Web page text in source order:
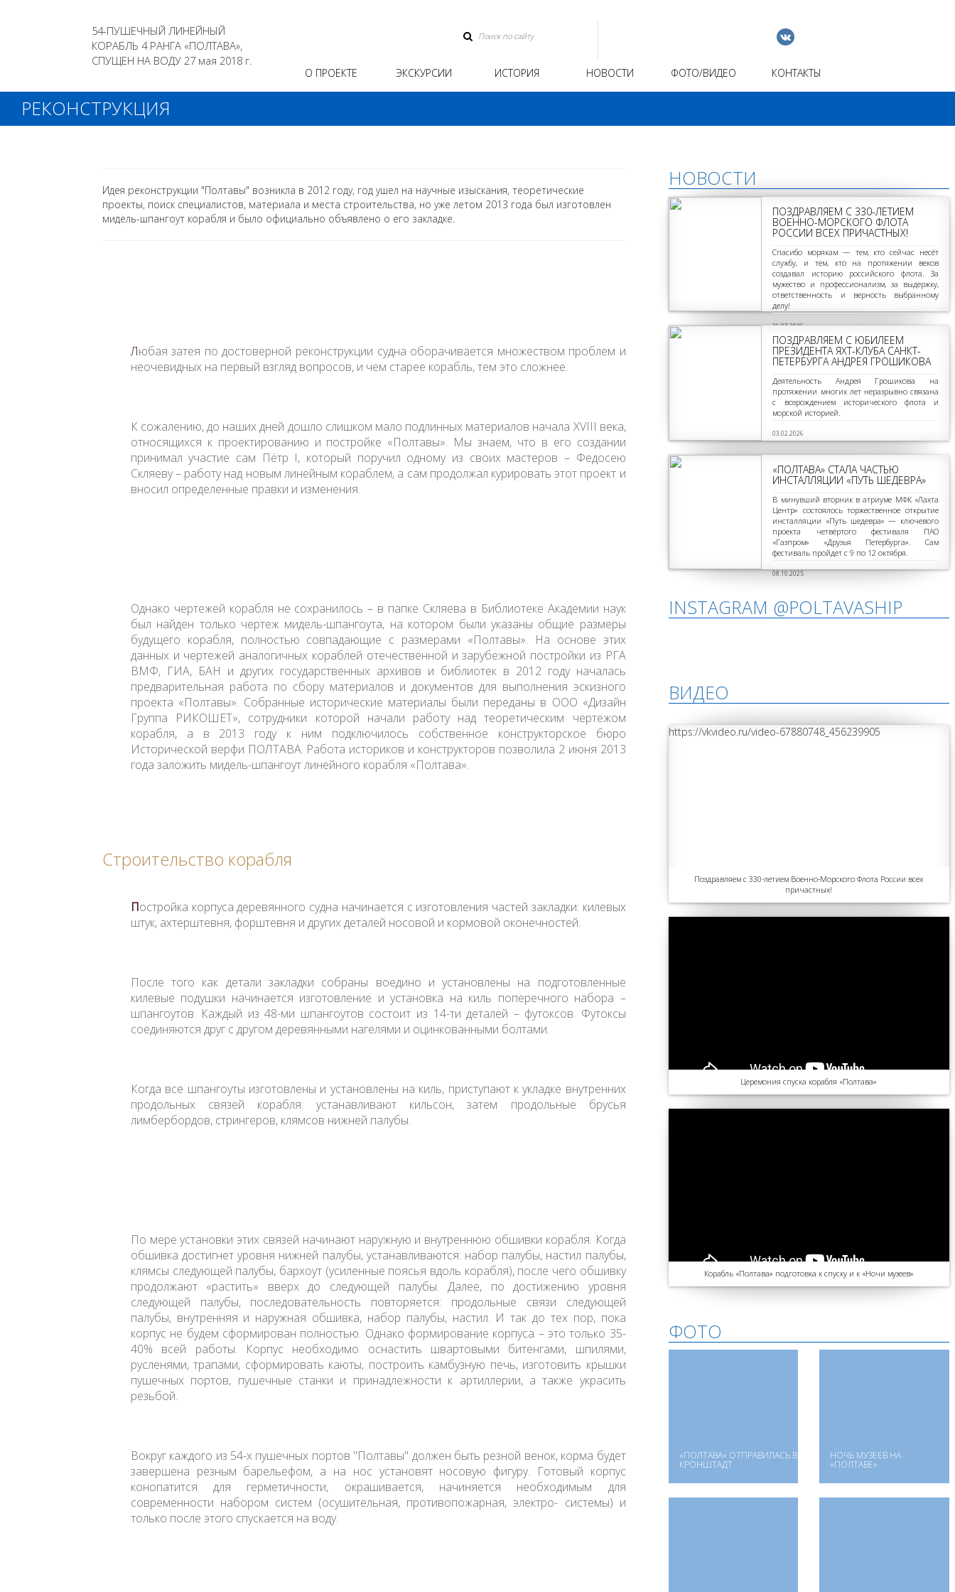
54-ПУШЕЧНЫЙ ЛИНЕЙНЫЙ
КОРАБЛЬ 4 РАНГА «ПОЛТАВА»,
СПУЩЕН НА ВОДУ 27 мая 2018 г.
О ПРОЕКТЕ ЭКСКУРСИИ ИСТОРИЯ НОВОСТИ ФОТО/ВИДЕО КОНТАКТЫ
РЕКОНСТРУКЦИЯ
Идея реконструкции "Полтавы" возникла в 2012 году, год ушел на научные изыскания, теоретические
проекты, поиск специалистов, материала и места строительства, но уже летом 2013 года был изготовлен
мидель-шпангоут корабля и было официально объявлено о его закладке.
Любая затея по достоверной реконструкции судна оборачивается множеством проблем и
неочевидных на первый взгляд вопросов, и чем старее корабль, тем это сложнее.
К сожалению, до наших дней дошло слишком мало подлинных материалов начала XVIII века,
относящихся к проектированию и постройке «Полтавы». Мы знаем, что в его создании
принимал участие сам Пётр I, который поручил одному из своих мастеров – Федосею
Скляеву – работу над новым линейным кораблем, а сам продолжал курировать этот проект и
вносил определенные правки и изменения.
Однако чертежей корабля не сохранилось – в папке Скляева в Библиотеке Академии наук
был найден только чертеж мидель-шпангоута, на котором были указаны общие размеры
будущего корабля, полностью совпадающие с размерами «Полтавы». На основе этих
данных и чертежей аналогичных кораблей отечественной и зарубежной постройки из РГА
ВМФ, ГИА, БАН и других государственных архивов и библиотек в 2012 году началась
предварительная работа по сбору материалов и документов для выполнения эскизного
проекта «Полтавы». Собранные исторические материалы были переданы в ООО «Дизайн
Группа РИКОШЕТ», сотрудники которой начали работу над теоретическим чертежом
корабля, а в 2013 году к ним подключилось собственное конструкторское бюро
Исторической верфи ПОЛТАВА. Работа историков и конструкторов позволила 2 июня 2013
года заложить мидель-шпангоут линейного корабля «Полтава».
Строительство корабля
Постройка корпуса деревянного судна начинается с изготовления частей закладки: килевых
штук, ахтерштевня, форштевня и других деталей носовой и кормовой оконечностей.
После того как детали закладки собраны воедино и установлены на подготовленные
килевые подушки начинается изготовление и установка на киль поперечного набора –
шпангоутов. Каждый из 48-ми шпангоутов состоит из 14-ти деталей – футоксов. Футоксы
соединяются друг с другом деревянными нагелями и оцинкованными болтами.
Когда все шпангоуты изготовлены и установлены на киль, приступают к укладке внутренних
продольных связей корабля: устанавливают кильсон, затем продольные брусья
лимбербордов, стрингеров, клямсов нижней палубы.
По мере установки этих связей начинают наружную и внутреннюю обшивки корабля. Когда
обшивка достигнет уровня нижней палубы, устанавливаются: набор палубы, настил палубы,
клямсы следующей палубы, бархоут (усиленные поясья вдоль корабля), после чего обшивку
продолжают «растить» вверх до следующей палубы. Далее, по достижению уровня
следующей палубы, последовательность повторяется: продольные связи следующей
палубы, внутренняя и наружная обшивка, набор палубы, настил. И так до тех пор, пока
корпус не будем сформирован полностью. Однако формирование корпуса – это только 35-
40% всей работы. Корпус необходимо оснастить швартовыми битенгами, шпилями,
русленями, трапами, сформировать каюты, построить камбузную печь, изготовить крышки
пушечных портов, пушечные станки и принадлежности к артиллерии, а также украсить
резьбой.
Вокруг каждого из 54-х пушечных портов "Полтавы" должен быть резной венок, корма будет
завершена резным барельефом, а на нос установят носовую фигуру. Готовый корпус
конопатится для герметичности, окрашивается, начиняется необходимым для
современности набором систем (осушительная, противопожарная, электро- системы) и
только после этого спускается на воду.
НОВОСТИ
ПОЗДРАВЛЯЕМ С 330-ЛЕТИЕМ
ВОЕННО-МОРСКОГО ФЛОТА
РОССИИ ВСЕХ ПРИЧАСТНЫХ!
Спасибо морякам — тем, кто сейчас несёт
службу, и тем, кто на протяжении веков
создавал историю российского флота. За
мужество и профессионализм, за выдержку,
ответственность и верность выбранному
делу!
26.07.2026
ПОЗДРАВЛЯЕМ С ЮБИЛЕЕМ
ПРЕЗИДЕНТА ЯХТ-КЛУБА САНКТ-
ПЕТЕРБУРГА АНДРЕЯ ГРОШИКОВА
Деятельность Андрея Грошикова на
протяжении многих лет неразрывно связана
с возрождением исторического флота и
морской историей.
03.02.2026
«ПОЛТАВА» СТАЛА ЧАСТЬЮ
ИНСТАЛЛЯЦИИ «ПУТЬ ШЕДЕВРА»
В минувший вторник в атриуме МФК «Лахта
Центр» состоялось торжественное открытие
инсталляции «Путь шедевра» — ключевого
проекта четвёртого фестиваля ПАО
«Газпром» «Друзья Петербурга». Сам
фестиваль пройдет с 9 по 12 октября.
08.10.2025
INSTAGRAM @POLTAVASHIP
ВИДЕО
https://vkvideo.ru/video-67880748_456239905
Поздравляем с 330-летием Военно-Морского Флота России всех
причастных!
Церемония спуска корабля «Полтава»
Корабль «Полтава» подготовка к спуску и к «Ночи музеев»
ФОТО
«ПОЛТАВА» ОТПРАВИЛАСЬ В
КРОНШТАДТ
НОЧЬ МУЗЕЕВ НА
«ПОЛТАВЕ»